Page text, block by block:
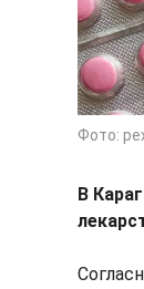
Фото:
В